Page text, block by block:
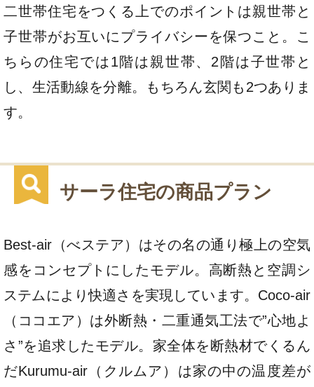
二世帯住宅をつくる上でのポイントは親世帯と
子世帯がお互いにプライバシーを保つこと。こ
ちらの住宅では1階は親世帯、2階は子世帯と
し、生活動線を分離。もちろん玄関も2つありま
す。
サーラ住宅の商品プラン
Best-air（べステア）はその名の通り極上の空気
感をコンセプトにしたモデル。高断熱と空調シ
ステムにより快適さを実現しています。Coco-air
（ココエア）は外断熱・二重通気工法で”心地よ
さ”を追求したモデル。家全体を断熱材でくるん
だKurumu-air（クルムア）は家の中の温度差が